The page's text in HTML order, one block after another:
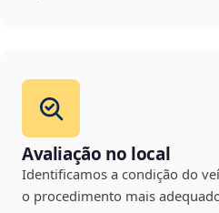
Avaliação no local
Identificamos a condição do
o procedimento mais